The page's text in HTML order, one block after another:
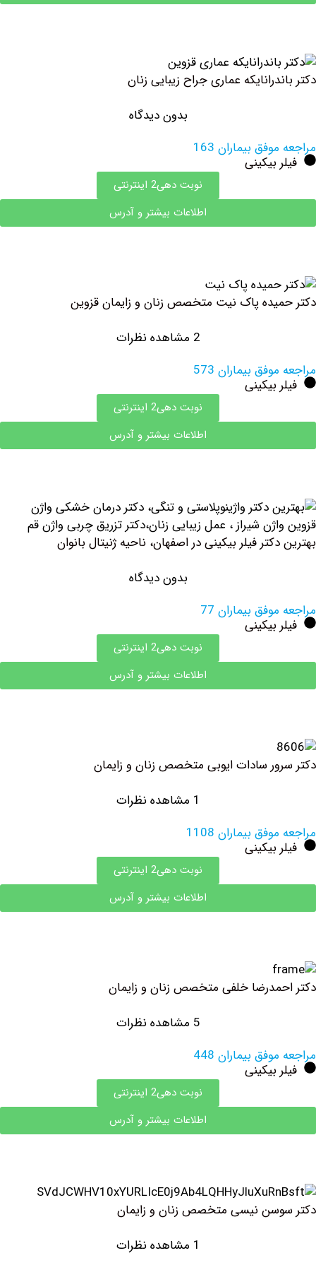
عماری جراح زیبایی زنان
بدون دیدگاه
بیماران 163
بیکینی
نوبت دهی2 اینترنتی
اطلاعات بیشتر و آدرس
پاک نیت متخصص زنان و زایمان قزوین
بیماران 573
بیکینی
نوبت دهی2 اینترنتی
اطلاعات بیشتر و آدرس
فیلر بیکینی در اصفهان، ناحیه ژنیتال بانوان
بدون دیدگاه
بیماران 77
بیکینی
نوبت دهی2 اینترنتی
اطلاعات بیشتر و آدرس
سادات ایوبی متخصص زنان و زایمان
بیماران 1108
بیکینی
نوبت دهی2 اینترنتی
اطلاعات بیشتر و آدرس
خلفی متخصص زنان و زایمان
بیماران 448
بیکینی
نوبت دهی2 اینترنتی
اطلاعات بیشتر و آدرس
نیسی متخصص زنان و زایمان